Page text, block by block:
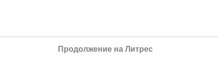
Продолжение на Литрес